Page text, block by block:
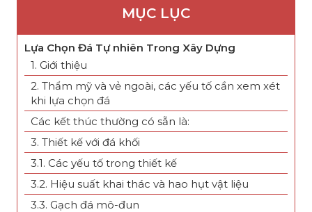
MỤC LỤC
Lựa Chọn Đá Tự nhiên Trong Xây Dựng
1. Giới thiệu
2. Thẩm mỹ và vẻ ngoài, các yếu tố cần xem xét
khi lựa chọn đá
Các kết thúc thường có sẵn là:
3. Thiết kế với đá khối
3.1. Các yếu tố trong thiết kế
3.2. Hiệu suất khai thác và hao hụt vật liệu
3.3. Gạch đá mô-đun